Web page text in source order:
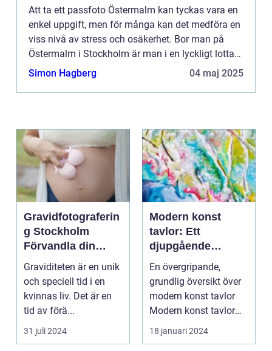
Att ta ett passfoto Östermalm kan tyckas vara en
enkel uppgift, men för många kan det medföra en
viss nivå av stress och osäkerhet. Bor man på
Östermalm i Stockholm är man i en lyckligt lottad
position,...
Simon Hagberg 04 maj 2025
Gravidfotograferin
g Stockholm
Förvandla din
graviditet till tidlös
konst
Graviditeten är en unik
och speciell tid i en
kvinnas liv. Det är en
tid av förä...
31 juli 2024
Modern konst
tavlor: Ett
djupgående
porträtt
En övergripande,
grundlig översikt över
modern konst tavlor
Modern konst tavlor
har under de senast...
18 januari 2024